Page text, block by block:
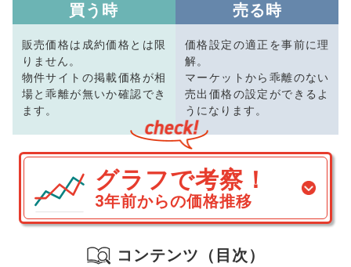
買う時
販売価格は成約価格とは限
りません。
物件サイトの掲載価格が相
場と乖離が無いか確認でき
ます。
売る時
価格設定の適正を事前に理
解。
マーケットから乖離のない
売出価格の設定ができるよ
うになります。
グラフで考察！
3年前からの価格推移
コンテンツ（目次）